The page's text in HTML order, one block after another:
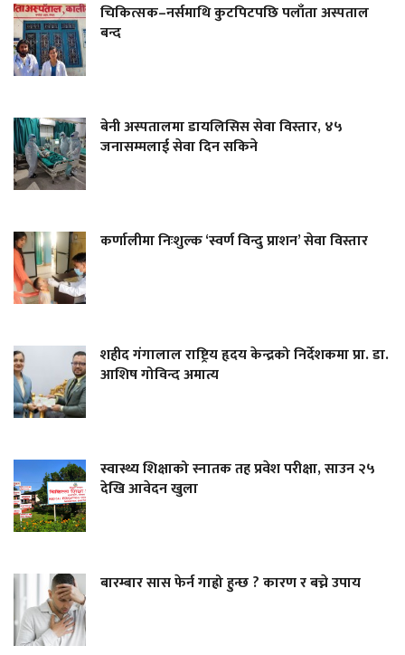
चिकित्सक–नर्समाथि कुटपिटपछि पलाँता अस्पताल
बन्द
बेनी अस्पतालमा डायलिसिस सेवा विस्तार, ४५
जनासम्मलाई सेवा दिन सकिने
कर्णालीमा निःशुल्क ‘स्वर्ण विन्दु प्राशन’ सेवा विस्तार
शहीद गंगालाल राष्ट्रिय हृदय केन्द्रको निर्देशकमा प्रा. डा.
आशिष गोविन्द अमात्य
स्वास्थ्य शिक्षाको स्नातक तह प्रवेश परीक्षा, साउन २५
देखि आवेदन खुला
बारम्बार सास फेर्न गाह्रो हुन्छ ? कारण र बच्ने उपाय